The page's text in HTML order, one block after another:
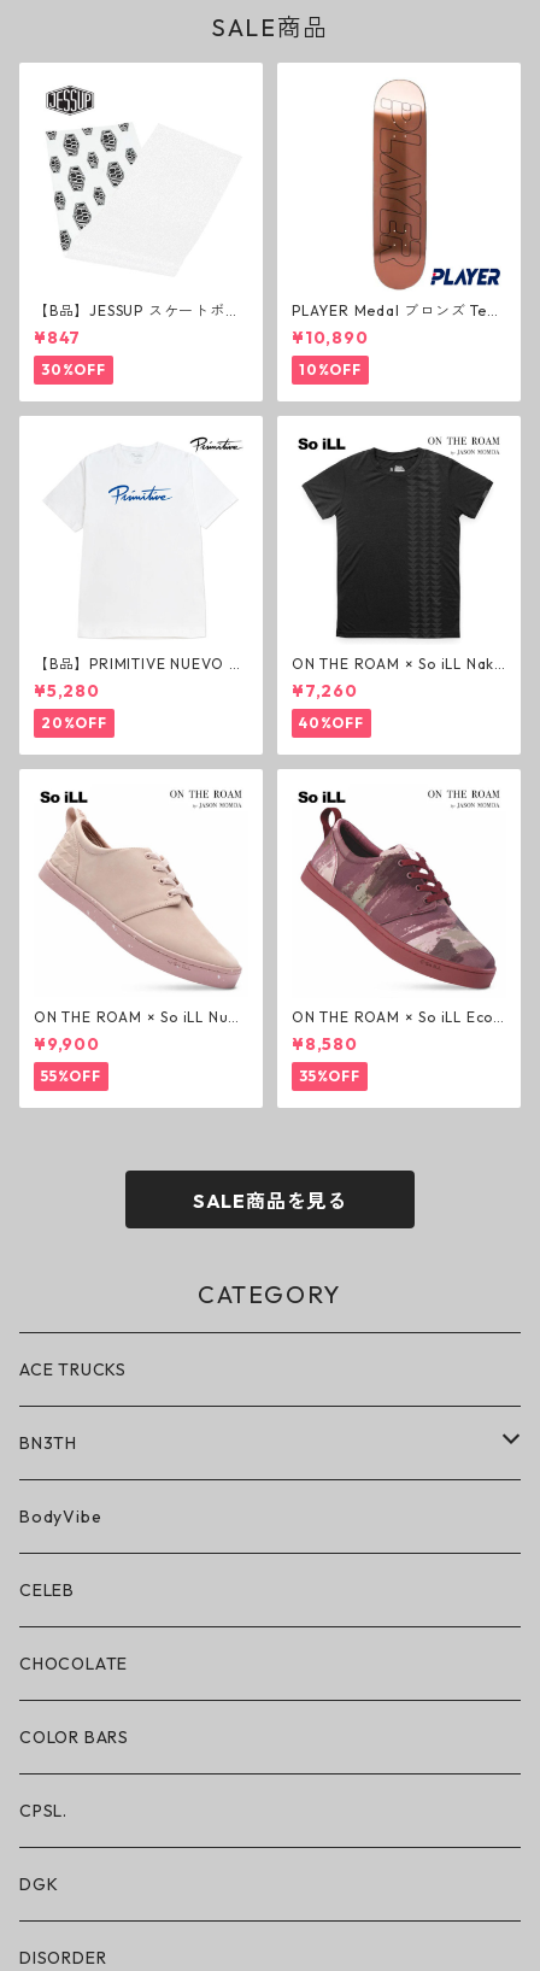
SALE商品
【B品】JESSUP スケートボー
ド グリップテープ ウルトラグ
リップ ホワイト デッキテープ
ジェスアップ ジェサップ
¥847
30%OFF
PLAYER Medal ブロンズ Tea
m Deck P3 スケートボードデ
ッキ プレイヤー メダル
¥10,890
10%OFF
【B品】PRIMITIVE NUEVO SC
RIPT HW TEE WHITE ヘビー
ウェイトTシャツ ホワイト プ
リミティブ
¥5,280
20%OFF
ON THE ROAM × So iLL Nako
a Tee Tシャツ ウルフブラック
オンザローム ジェイソンモモ
ア OTR ビンテージ加工
¥7,260
40%OFF
ON THE ROAM × So iLL Nubu
ck Wino ライフスタイルシュ
ーズ ダーティーピンク オンザ
ローム ジェイソンモモア OTR
スニーカー
¥9,900
55%OFF
ON THE ROAM × So iLL Eco
Camo Wino ライフスタイル
シューズ カモ オンザローム ジ
ェイソンモモア OTR スニーカ
ー
¥8,580
35%OFF
SALE商品を見る
CATEGORY
ACE TRUCKS
BN3TH
BN3TH × ON THE ROAM
ボクサーブリーフ/ショート丈
ボクサーブリーフ/ロング丈
ショートパンツ/2 IN 1
レギンス/フルレングス10分丈
水着/スイムウェア
BodyVibe
CELEB
CHOCOLATE
COLOR BARS
CPSL.
DGK
DISORDER